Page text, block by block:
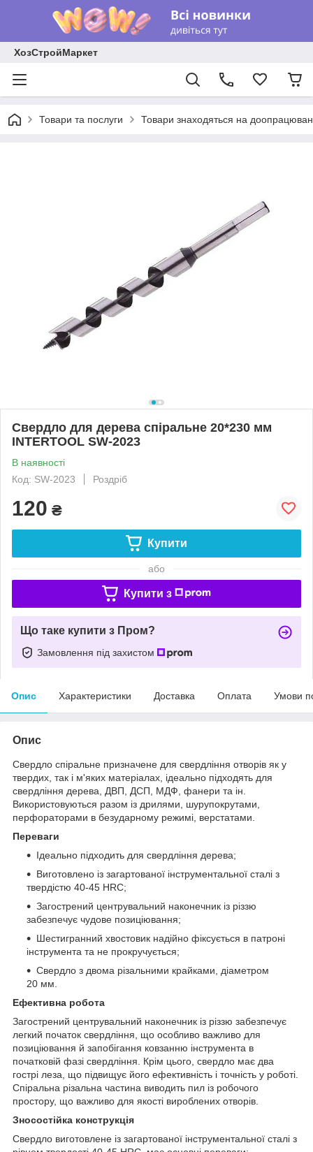
ХозСтройМаркет
Товари та послуги Товари знаходяться на
Свердло для дерева спіральне 20*230 мм
INTERTOOL SW-2023
В наявності
Код: SW-2023
Роздріб
120 ₴
Купити
або
Купити з
Що таке купити з Пром?
Замовлення під захистом
Опис Характеристики Доставка Оплата Умови
Опис
Свердло спіральне призначене для свердління отворів як у
твердих, так і м'яких матеріалах, ідеально підходять для
свердління дерева, ДВП, ДСП, МДФ, фанери та ін.
Використовуються разом із дрилями, шурупокрутами,
перфораторами в безударному режимі, верстатами.
Переваги
Ідеально підходить для свердління дерева;
Виготовлено із загартованої інструментальної сталі з
твердістю 40-45 HRC;
Загострений центрувальний наконечник із різзю
забезпечує чудове позиціювання;
Шестигранний хвостовик надійно фіксується в патроні
інструмента та не прокручується;
Свердло з двома різальними крайками, діаметром
20 мм.
Ефективна робота
Загострений центрувальний наконечник із різзю забезпечує
легкий початок свердління, що особливо важливо для
позиціювання й запобігання ковзанню інструмента в
початковій фазі свердління. Крім цього, свердло має два
гострі леза, що підвищує його ефективність і точність у роботі.
Спіральна різальна частина виводить пил із робочого
простору, що важливо для якості вироблених отворів.
Зносостійка конструкція
Свердло виготовлене із загартованої інструментальної сталі з